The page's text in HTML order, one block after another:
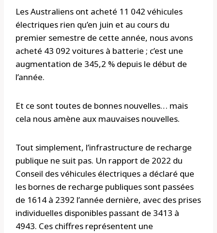
Les Australiens ont acheté 11 042 véhicules
électriques rien qu’en juin et au cours du
premier semestre de cette année, nous avons
acheté 43 092 voitures à batterie ; c’est une
augmentation de 345,2 % depuis le début de
l’année.
Et ce sont toutes de bonnes nouvelles… mais
cela nous amène aux mauvaises nouvelles.
Tout simplement, l’infrastructure de recharge
publique ne suit pas. Un rapport de 2022 du
Conseil des véhicules électriques a déclaré que
les bornes de recharge publiques sont passées
de 1614 à 2392 l’année dernière, avec des prises
individuelles disponibles passant de 3413 à
4943. Ces chiffres représentent une